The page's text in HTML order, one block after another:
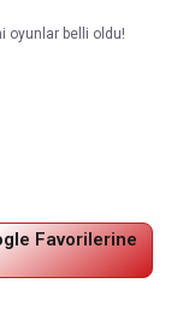
oyunlar belli oldu!
Favorilerine